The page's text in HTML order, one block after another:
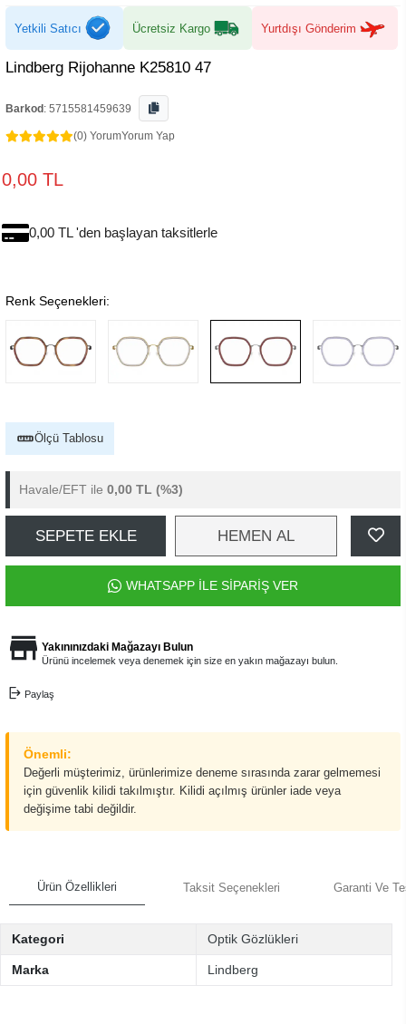
Yetkili Satıcı Ücretsiz Kargo Yurtdışı Gönderim
Lindberg Rijohanne K25810 47
Barkod : 5715581459639
(0) YorumYorum Yap
0,00 TL
0,00 TL 'den başlayan taksitlerle
Renk Seçenekleri:
Ölçü Tablosu
Havale/EFT ile 0,00 TL (%3)
SEPETE EKLE HEMEN AL
WHATSAPP İLE SİPARİŞ VER
Yakınınızdaki Mağazayı Bulun
Ürünü incelemek veya denemek için size en yakın mağazayı bulun.
Paylaş
Önemli:
Değerli müşterimiz, ürünlerimize deneme sırasında zarar gelmemesi
için güvenlik kilidi takılmıştır. Kilidi açılmış ürünler iade veya
değişime tabi değildir.
Ürün Özellikleri Taksit Seçenekleri Garanti Ve
Kategori Optik Gözlükleri
Marka Lindberg